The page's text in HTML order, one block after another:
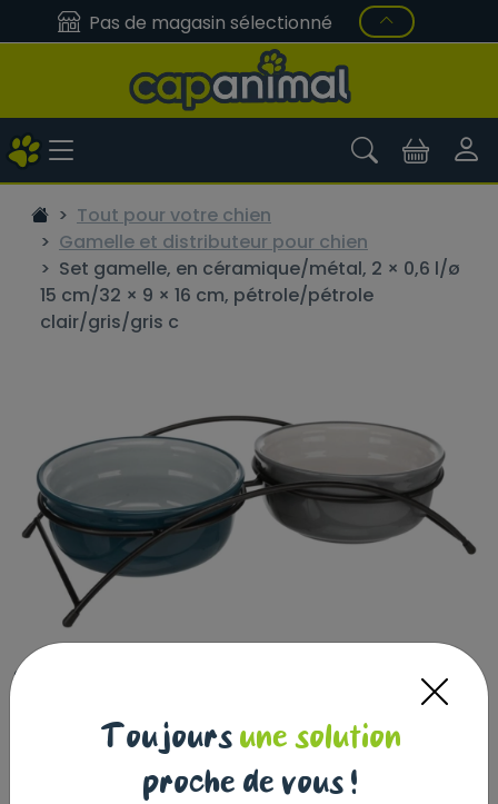
Pas de magasin sélectionné
Tout pour votre chien
Gamelle et distributeur pour chien
Set gamelle, en céramique/métal, 2 × 0,6 l/ø
15 cm/32 × 9 × 16 cm, pétrole/pétrole
clair/gris/gris c
Set gamelle, en céramique/métal, 2 ×
0,6 l/ø 15 cm/32 × 9 × 16 cm,
pétrole/pétrole clair/gris/gris c
Réf : 4047974245361
Toujours une solution
proche de vous !